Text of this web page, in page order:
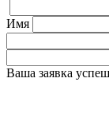
Имя
Ваша заявка